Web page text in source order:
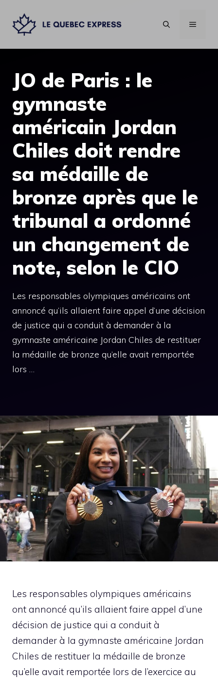
contenu
MENU
JO de Paris : le
gymnaste
américain Jordan
Chiles doit rendre
sa médaille de
bronze après que le
tribunal a ordonné
un changement de
note, selon le CIO
Les responsables olympiques américains ont
annoncé qu’ils allaient faire appel d’une décision
de justice qui a conduit à demander à la
gymnaste américaine Jordan Chiles de restituer
la médaille de bronze qu’elle avait remportée
lors …
Les responsables olympiques américains
ont annoncé qu’ils allaient faire appel d’une
décision de justice qui a conduit à
demander à la gymnaste américaine Jordan
Chiles de restituer la médaille de bronze
qu’elle avait remportée lors de l’exercice au